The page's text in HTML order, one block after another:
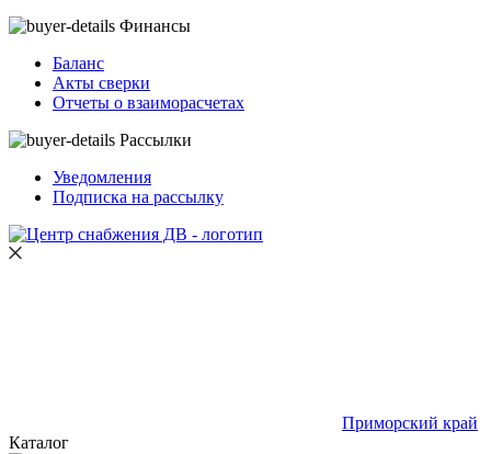
Финансы
Баланс
Акты сверки
Отчеты о взаиморасчетах
Рассылки
Уведомления
Подписка на рассылку
Приморский край
Каталог